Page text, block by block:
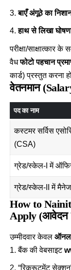
बाएँ अंगूठे का
हाथ से लिखा
परीक्षा/
वैधफोटो पहचान
कार्ड) प्रस्तुत करना
वेतनमान
पद का नाम
कस्टमर सर्विस
(CSA)
ग्रेड/स्केल-I में
ग्रेड/स्केल-II में
How to
Apply
उम्मीदवार केवल
बैंक की वेबसाइट
“रिक्रूटमेंट